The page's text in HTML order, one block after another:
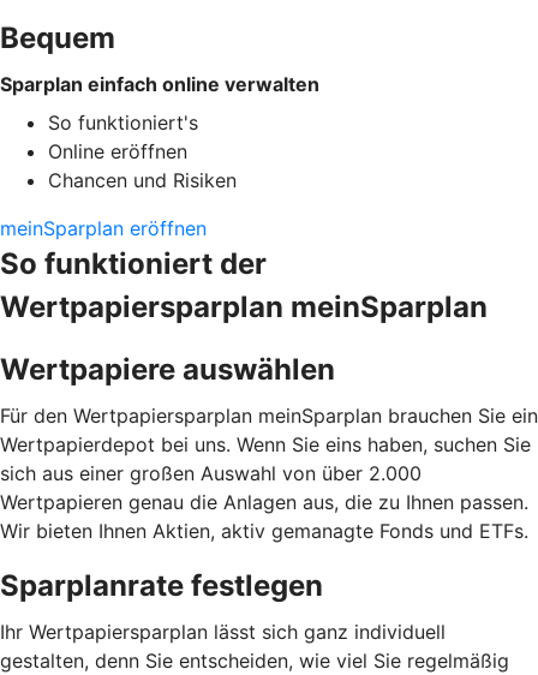
Bequem
Sparplan einfach online verwalten
So funktioniert's
Online eröffnen
Chancen und Risiken
meinSparplan eröffnen
So funktioniert der
Wertpapiersparplan meinSparplan
Wertpapiere auswählen
Für den Wertpapiersparplan meinSparplan brauchen Sie ein
Wertpapierdepot bei uns. Wenn Sie eins haben, suchen Sie
sich aus einer großen Auswahl von über 2.000
Wertpapieren genau die Anlagen aus, die zu Ihnen passen.
Wir bieten Ihnen Aktien, aktiv gemanagte Fonds und ETFs.
Sparplanrate festlegen
Ihr Wertpapiersparplan lässt sich ganz individuell
gestalten, denn Sie entscheiden, wie viel Sie regelmäßig